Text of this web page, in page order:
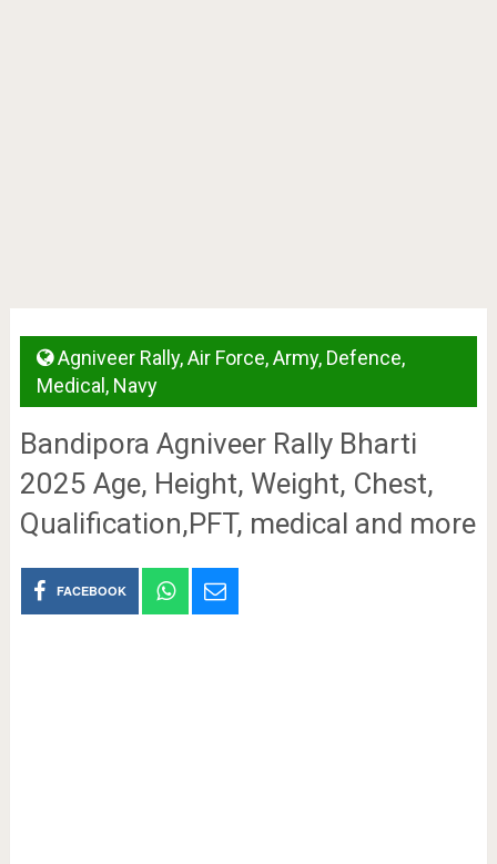
Agniveer Rally,Air Force,Army, Defence,
Medical , Navy
Bandipora Agniveer Rally Bharti
2025 Age, Height, Weight, Chest,
Qualification,PFT, medical and more
FACEBOOK